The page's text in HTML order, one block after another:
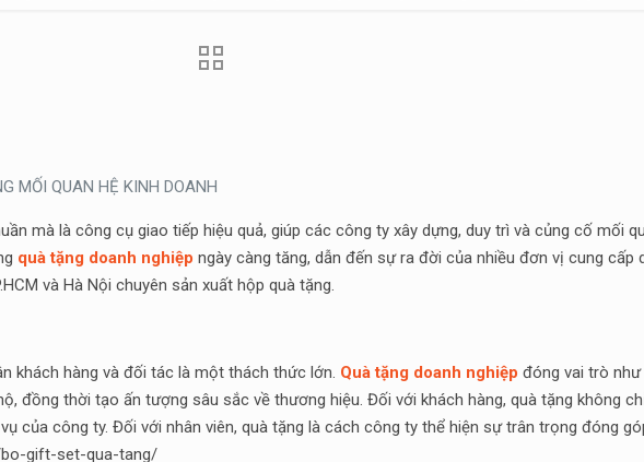
MỐI QUAN HỆ KINH DOANH
mà là công cụ giao tiếp hiệu quả, giúp các công ty xây dựng, duy trì và củng cố mối
quà tặng doanh nghiệp ngày càng tăng, dẫn đến sự ra đời của nhiều đơn vị cung cấp
và Hà Nội chuyên sản xuất hộp quà tặng.
khách hàng và đối tác là một thách thức lớn. Quà tặng doanh nghiệp đóng vai trò
đồng thời tạo ấn tượng sâu sắc về thương hiệu. Đối với khách hàng, quà tặng không
của công ty. Đối với nhân viên, quà tặng là cách công ty thể hiện sự trân trọng đóng
bo-gift-set-qua-tang/